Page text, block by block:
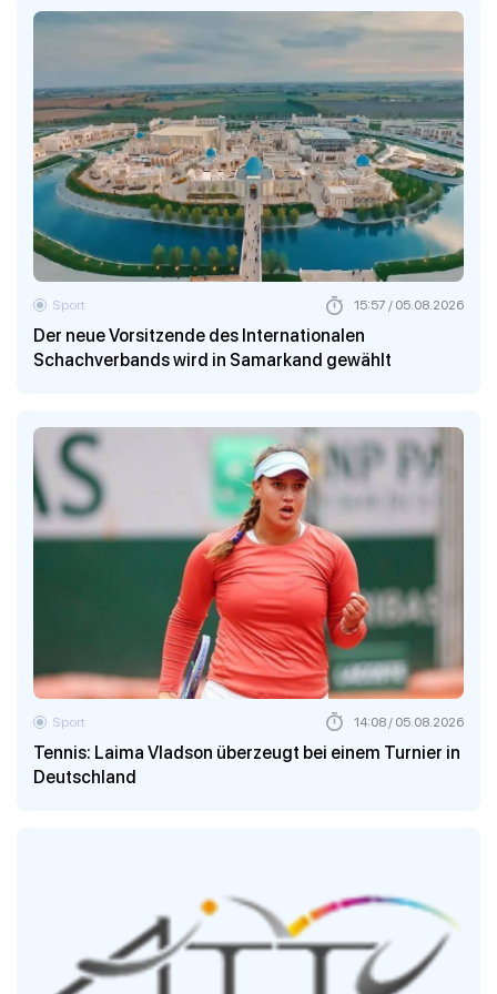
Der neue Vorsitzende des Internationalen
Schachverbands wird in Samarkand gewählt
Sport 15:57 / 05.08.2026
Tennis: Laima Vladson überzeugt bei einem Turnier in
Deutschland
Sport 14:08 / 05.08.2026